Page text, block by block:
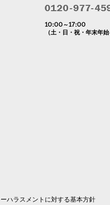
10:00～17:00
（土・日・祝・年末年始
ハラスメントに対する基本方針